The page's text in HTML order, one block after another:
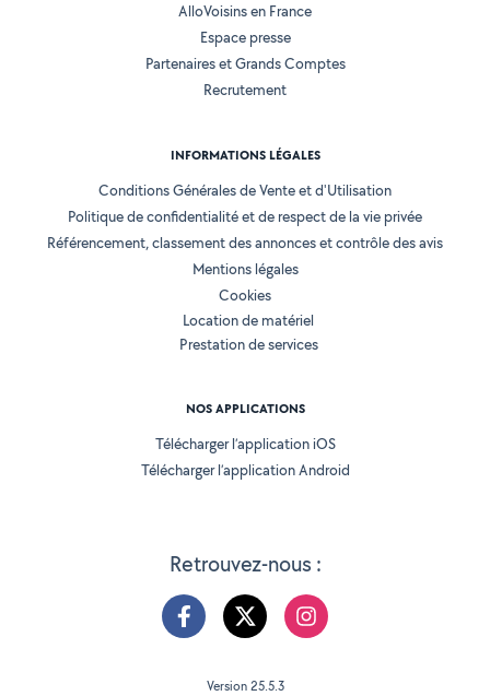
Retrouvez-nous :
AlloVoisins en France
Espace presse
Partenaires et Grands Comptes
Recrutement
INFORMATIONS LÉGALES
Conditions Générales de Vente et d'Utilisation
Politique de confidentialité et de respect de la vie privée
Référencement, classement des annonces et contrôle des avis
Mentions légales
Cookies
Location de matériel
Prestation de services
NOS APPLICATIONS
Télécharger l’application iOS
Télécharger l’application Android
Version 25.5.3